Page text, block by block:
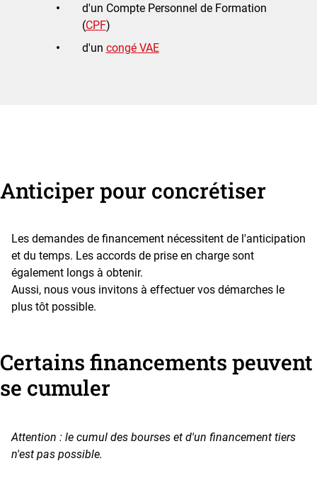
d'un Compte Personnel de Formation
(CPF)
d'un congé VAE
Anticiper pour concrétiser
Les demandes de financement nécessitent de l'anticipation
et du temps. Les accords de prise en charge sont
également longs à obtenir.
Aussi, nous vous invitons à effectuer vos démarches le
plus tôt possible.
Certains financements peuvent
se cumuler
Attention : le cumul des bourses et d'un financement tiers
n'est pas possible.